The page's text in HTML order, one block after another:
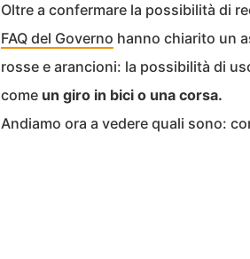
Oltre a confermare la possibilità di
FAQ del Governo hanno chiarito un
rosse e arancioni: la possibilità di
come un giro in bici o una corsa.
Andiamo ora a vedere quali sono: